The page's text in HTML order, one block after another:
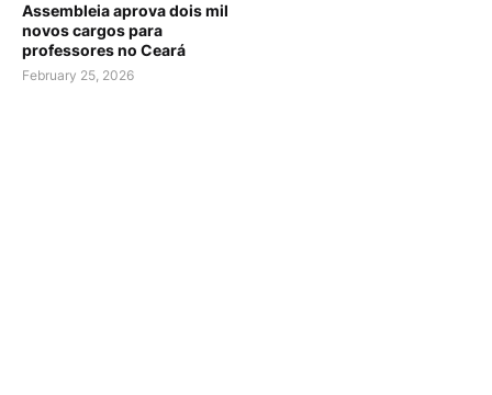
Assembleia aprova dois mil
novos cargos para
professores no Ceará
February 25, 2026